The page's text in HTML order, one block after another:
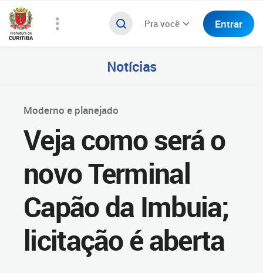
Pra você Entrar
Notícias
Moderno e planejado
Veja como será o
novo Terminal
Capão da Imbuia;
licitação é aberta